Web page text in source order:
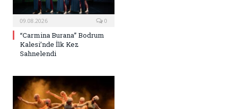
09.08.2026 0
“Carmina Burana” Bodrum
Kalesi’nde İlk Kez
Sahnelendi